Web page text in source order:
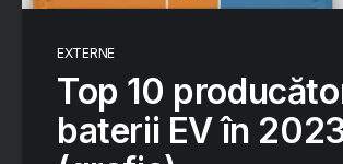
EXTERNE
Top 10
baterii EV în